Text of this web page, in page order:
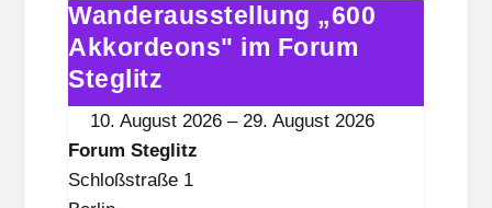
t
e
g
l
i
t
z
Wanderausstellung
„600
Akkordeons"
im
Forum
Steglitz
Wanderausstellung „600
Akkordeons" im Forum
Steglitz
10. August 2026 –29. August 2026
Forum Steglitz
Schloßstraße 1